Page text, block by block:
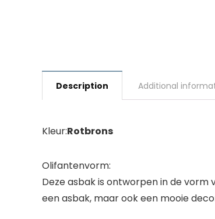
Description Additional
Kleur:Rotbrons
Olifantenvorm:
Deze asbak is ontworpen in de
een asbak, maar ook een mooie